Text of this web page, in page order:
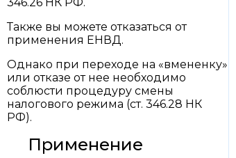
Также вы можете отказаться от
применения ЕНВД.
Однако при переходе на «вмененку»
или отказе от нее необходимо
соблюсти процедуру смены
налогового режима (ст. 346.28 НК
РФ).
Применение